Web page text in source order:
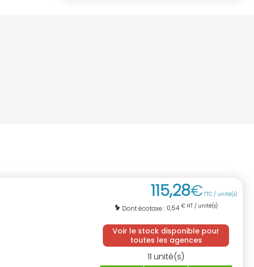
115,28€TTC / unité(s)
Dont écotaxe : 0,54 € HT / unité(s)
Voir le stock disponible pour
toutes les agences
11 unité(s)